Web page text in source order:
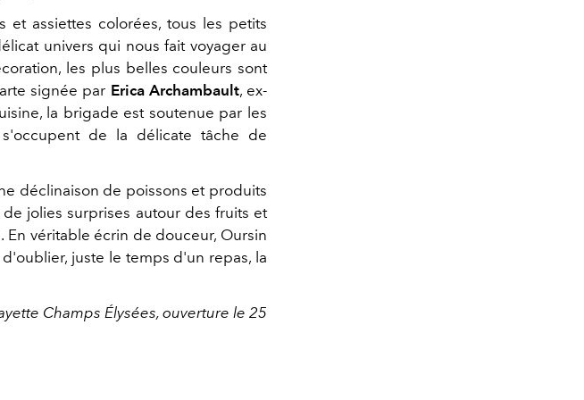
et assiettes colorées, tous les petits
univers qui nous fait voyager au
les plus belles couleurs sont
signée par Erica Archambault, ex-
la brigade est soutenue par les
de la délicate tâche de
déclinaison de poissons et produits
jolies surprises autour des fruits et
véritable écrin de douceur, Oursin
juste le temps d'un repas, la
Champs Élysées, ouverture le 25